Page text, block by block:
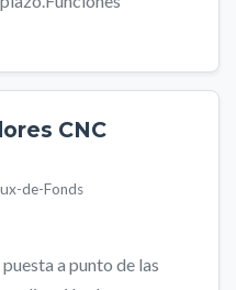
CNC
de-Fonds
a punto de las